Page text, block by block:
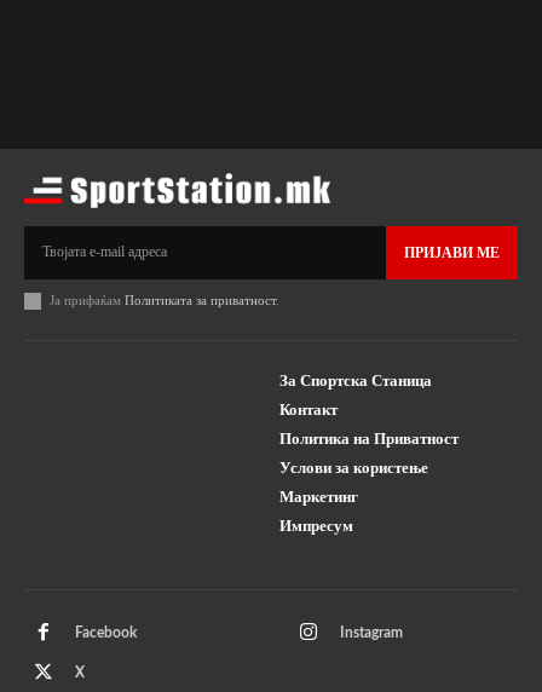
ПРИЈАВИ МЕ
Ја прифаќам Политиката за приватност.
За Спортска Станица
Контакт
Политика на Приватност
Услови за користење
Маркетинг
Импресум
Facebook Instagram
X